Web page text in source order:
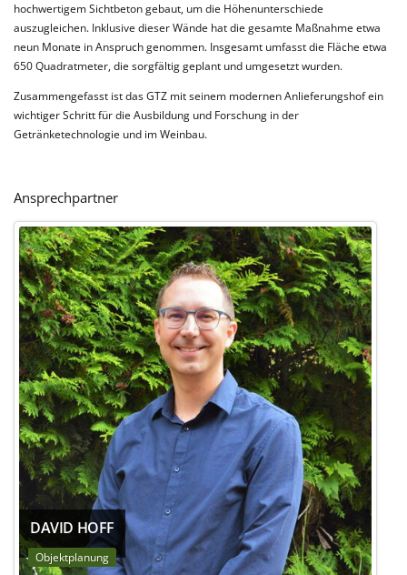
hochwertigem Sichtbeton gebaut, um die Höhenunterschiede
auszugleichen. Inklusive dieser Wände hat die gesamte Maßnahme etwa
neun Monate in Anspruch genommen. Insgesamt umfasst die Fläche etwa
650 Quadratmeter, die sorgfältig geplant und umgesetzt wurden.
Zusammengefasst ist das GTZ mit seinem modernen Anlieferungshof ein
wichtiger Schritt für die Ausbildung und Forschung in der
Getränketechnologie und im Weinbau.
Ansprechpartner
DAVID HOFF
Objektplanung